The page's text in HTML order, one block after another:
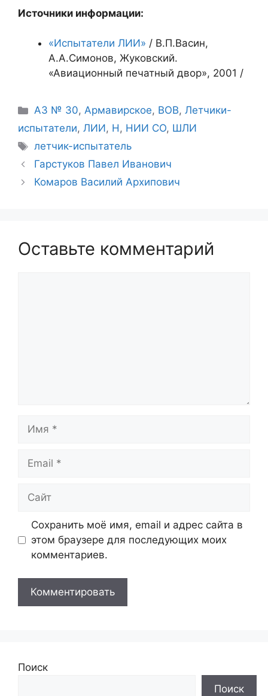
Источники информации:
«Испытатели ЛИИ» / В.П.Васин,
А.А.Симонов, Жуковский.
«Авиационный печатный двор», 2001 /
Рубрики
АЗ № 30,Армавирское, ВОВ,Летчики-
испытатели, ЛИИ, Н, НИИ СО, ШЛИ
Метки
летчик-испытатель
Гарстуков Павел Иванович
Комаров Василий Архипович
Оставьте комментарий
Имя
Email
Сайт
Сохранить моё имя, email и адрес сайта в
этом браузере для последующих моих
комментариев.
Поиск
Поиск